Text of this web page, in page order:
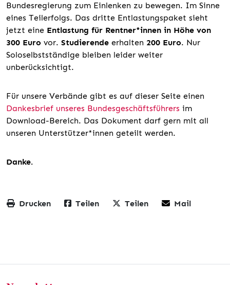
Bundesregierung zum Einlenken zu bewegen. Im Sinne
eines Teilerfolgs. Das dritte Entlastungspaket sieht
jetzt eine Entlastung für Rentner*innen in Höhe von
300 Euro vor. Studierende erhalten 200 Euro. Nur
Soloselbstständige bleiben leider weiter
unberücksichtigt.
Für unsere Verbände gibt es auf dieser Seite einen
Dankesbrief unseres Bundesgeschäftsführers im
Download-Bereich. Das Dokument darf gern mit all
unseren Unterstützer*innen geteilt werden.
Danke.
Drucken Teilen Teilen Mail